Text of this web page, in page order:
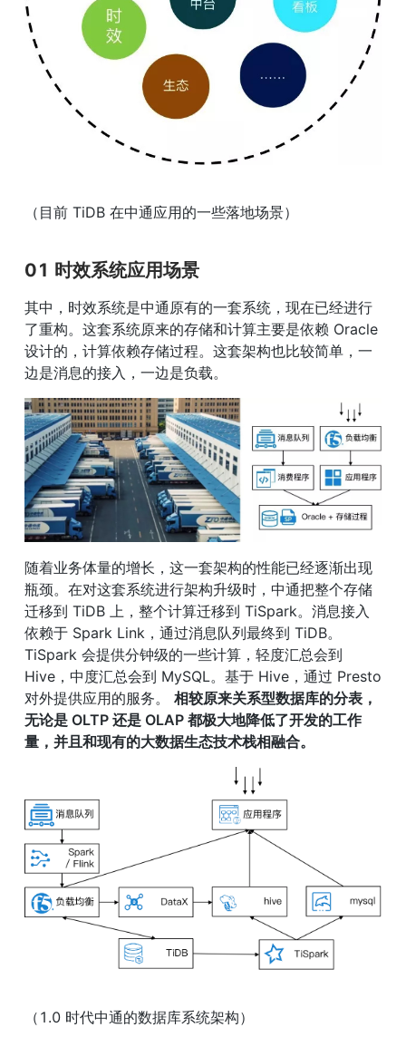
（目前 TiDB 在中通应用的一些落地场景）
01 时效系统应用场景
其中，时效系统是中通原有的一套系统，现在已经进行
了重构。这套系统原来的存储和计算主要是依赖 Oracle
设计的，计算依赖存储过程。这套架构也比较简单，一
边是消息的接入，一边是负载。
随着业务体量的增长，这一套架构的性能已经逐渐出现
瓶颈。在对这套系统进行架构升级时，中通把整个存储
迁移到 TiDB 上，整个计算迁移到 TiSpark。消息接入
依赖于 Spark Link，通过消息队列最终到 TiDB。
TiSpark 会提供分钟级的一些计算，轻度汇总会到
Hive，中度汇总会到 MySQL。基于 Hive，通过 Presto
对外提供应用的服务。 相较原来关系型数据库的分表，
无论是 OLTP 还是 OLAP 都极大地降低了开发的工作
量，并且和现有的大数据生态技术栈相融合。
（1.0 时代中通的数据库系统架构）